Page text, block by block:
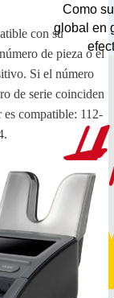
con su
de pieza o el
Si el número
de serie coinciden
es compatible: 112-
Como
global en